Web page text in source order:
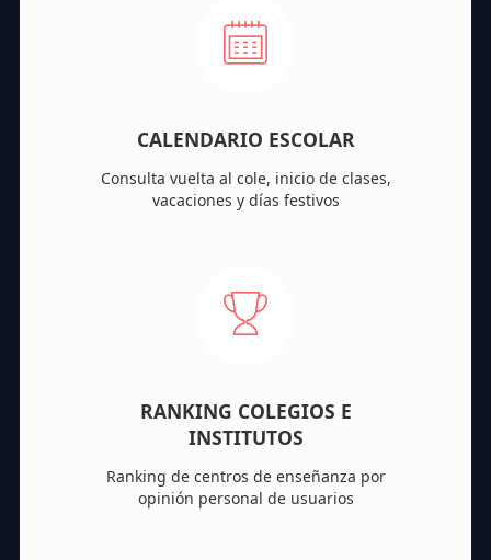
CALENDARIO ESCOLAR
Consulta vuelta al cole, inicio de clases,
vacaciones y días festivos
RANKING COLEGIOS E
INSTITUTOS
Ranking de centros de enseñanza por
opinión personal de usuarios